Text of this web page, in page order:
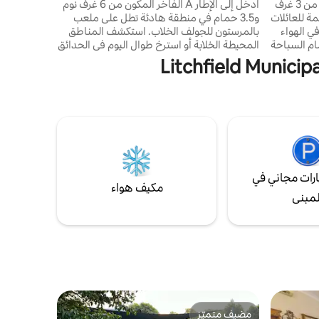
✨استرخِ بأناقة في هذا الملاذ المكون من 3 غرف
في زوكولي✨ مصممة للعائلات
الهواء
السباحة
أحدث
للوالدين
ادخل إلى الإطار A الفاخر المكون من 6 غرف نوم
و3.5 حمام في منطقة هادئة تطل على ملعب
بالمرستون للجولف الخلاب. استكشف المناطق
المحيطة الخلابة أو استرخ طوال اليوم في الحدائق
المذهلة بجوار حمام السباحة في المياه المالحة
والرصيف الخاص. ✔ 6 غرف نوم مريحة تصميم ✔
مجاني في
مكيف هواء
مضيف متميّز